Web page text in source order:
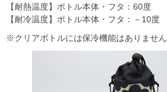
【耐熱温度】ボトル本体・フタ：60度
【耐冷温度】ボトル本体・フタ：－10度
※クリアボトルには保冷機能はありません